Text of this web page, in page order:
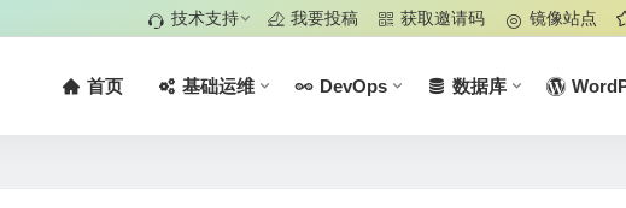
技术支持 我要投稿 获取邀请码 镜像站点
首页 基础运维 DevOps 数据库